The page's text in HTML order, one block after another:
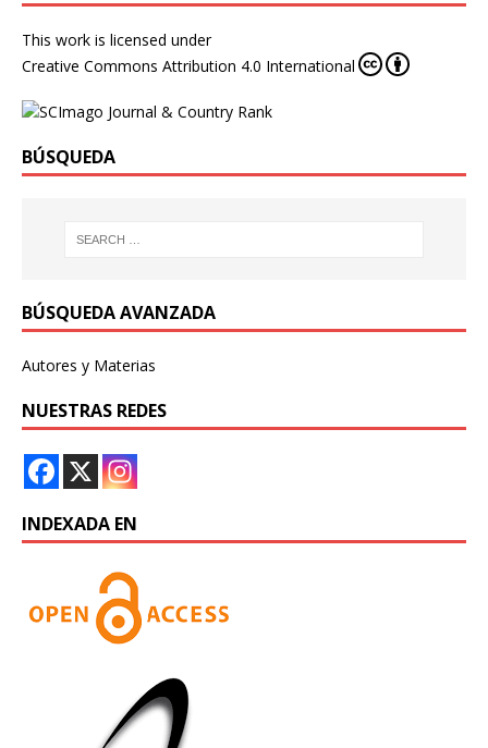
This work is licensed under
Creative Commons Attribution 4.0 International
BÚSQUEDA
BÚSQUEDA AVANZADA
Autores y Materias
NUESTRAS REDES
INDEXADA EN